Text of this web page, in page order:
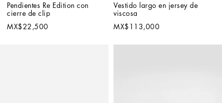
Pendientes Re Edition con
cierre de clip
MX$22,500
Vestido largo en jersey de
viscosa
MX$113,000